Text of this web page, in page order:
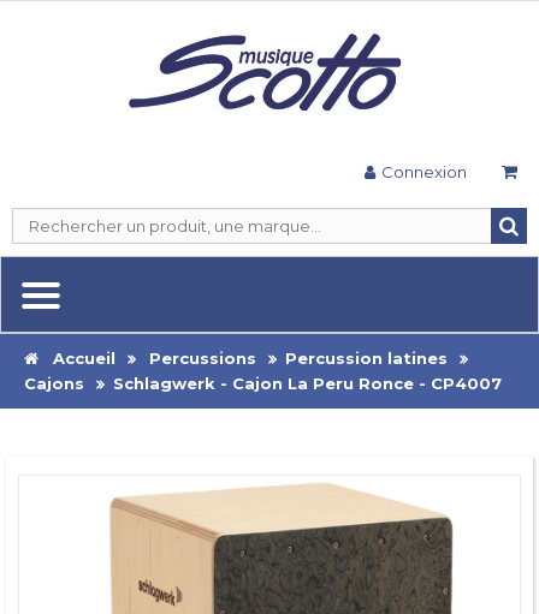
Connexion
Accueil Percussions
Percussion latines
Cajons
Schlagwerk - Cajon La Peru Ronce - CP4007